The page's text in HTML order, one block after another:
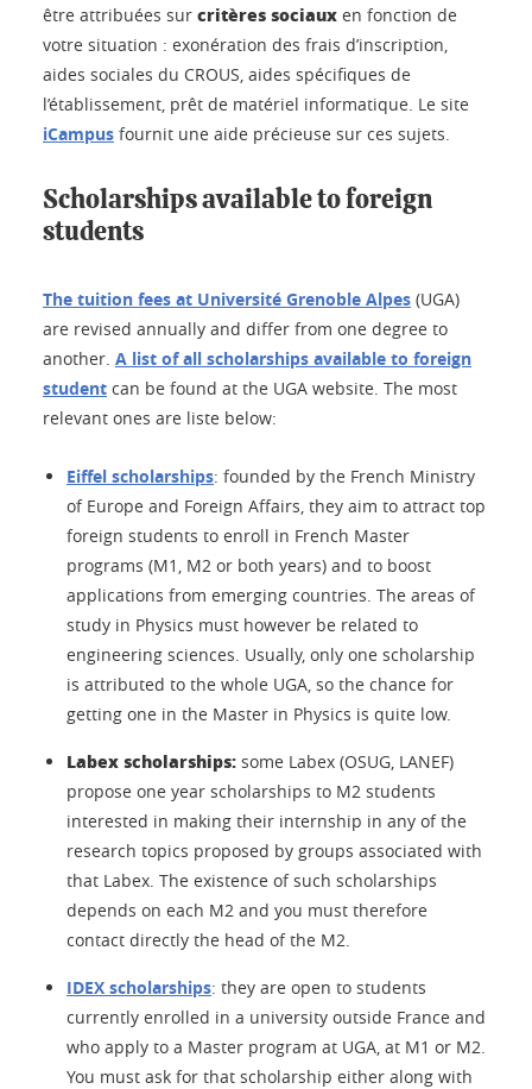
être attribuées sur critères sociaux en fonction de
votre situation : exonération des frais d’inscription,
aides sociales du CROUS, aides spécifiques de
l’établissement, prêt de matériel informatique. Le site
iCampus fournit une aide précieuse sur ces sujets.
Scholarships available to foreign
students
The tuition fees at Université Grenoble Alpes (UGA)
are revised annually and differ from one degree to
another. A list of all scholarships available to foreign
student can be found at the UGA website. The most
relevant ones are liste below:
Eiffel scholarships: founded by the French Ministry
of Europe and Foreign Affairs, they aim to attract top
foreign students to enroll in French Master
programs (M1, M2 or both years) and to boost
applications from emerging countries. The areas of
study in Physics must however be related to
engineering sciences. Usually, only one scholarship
is attributed to the whole UGA, so the chance for
getting one in the Master in Physics is quite low.
Labex scholarships: some Labex (OSUG, LANEF)
propose one year scholarships to M2 students
interested in making their internship in any of the
research topics proposed by groups associated with
that Labex. The existence of such scholarships
depends on each M2 and you must therefore
contact directly the head of the M2.
IDEX scholarships: they are open to students
currently enrolled in a university outside France and
who apply to a Master program at UGA, at M1 or M2.
You must ask for that scholarship either along with